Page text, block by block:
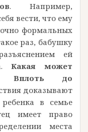
. Например,
вести, что ему
формальных
раз, бабушку
ей
Какая может
Вплоть до
доказывают
в семье
имеет право
места